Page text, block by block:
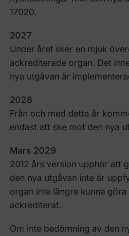
17020.
2027
Under året sker en mjuk
ackrediterade organ. Det
nya utgåvan är
2028
Från och med detta år
endast att ske mot den nya
Mars 2029
2012 års version upphör att
den nya utgåvan inte är
organ inte längre kunna
ackrediterat.
Om inte bedömning av den